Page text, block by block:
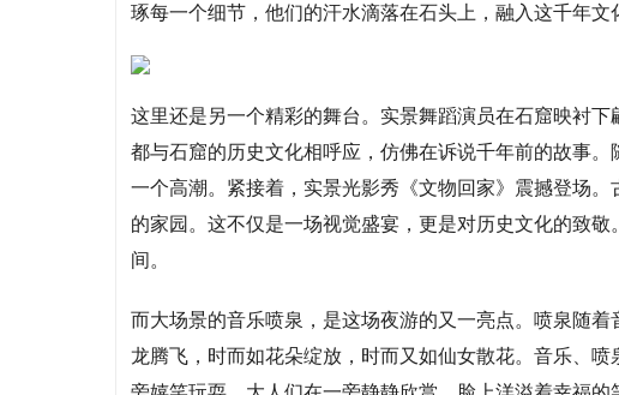
琢每一个细节，他们的汗水滴落在石头上，融入这千年文
这里还是另一个精彩的舞台。实景舞蹈演员在石窟映衬
都与石窟的历史文化相呼应，仿佛在诉说千年前的故事
一个高潮。紧接着，实景光影秀《文物回家》震撼登场
的家园。这不仅是一场视觉盛宴，更是对历史文化的致
间。
而大场景的音乐喷泉，是这场夜游的又一亮点。喷泉随
龙腾飞，时而如花朵绽放，时而又如仙女散花。音乐、